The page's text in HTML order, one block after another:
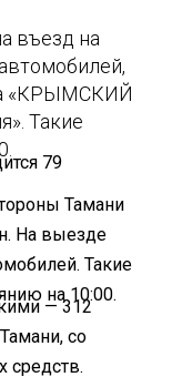
въезд на
«КРЫМСКИЙ
Такие
79
Тамани
На выезде
Такие
на 10:00.
— 312
со
средств.